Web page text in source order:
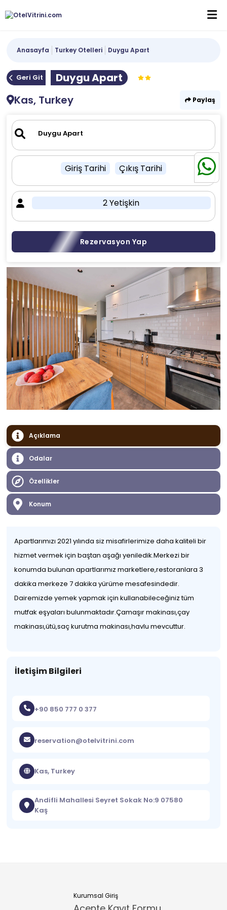
Anasayfa Turkey Otelleri Duygu Apart
Geri Git
Duygu Apart
Kas, Turkey
Paylaş
Giriş Tarihi Çıkış Tarihi
2 Yetişkin
Rezervasyon Yap
Açıklama
Odalar
Özellikler
Konum
Apartlarımızı 2021 yılında siz misafirlerimize daha kaliteli bir
hizmet vermek için baştan aşağı yeniledik.Merkezi bir
konumda bulunan apartlarımız marketlere,restoranlara 3
dakika merkeze 7 dakika yürüme mesafesindedir.
Dairemizde yemek yapmak için kullanabileceğiniz tüm
mutfak eşyaları bulunmaktadır.Çamaşır makinası,çay
makinası,ütü,saç kurutma makinası,havlu mevcuttur.
İletişim Bilgileri
+90 850 777 0 377
reservation@otelvitrini.com
Kas, Turkey
Andifli Mahallesi Seyret Sokak No:9 07580
Kaş
Kurumsal Giriş